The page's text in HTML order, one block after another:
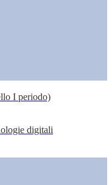
I periodo)
digitali